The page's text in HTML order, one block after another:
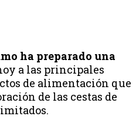
ha preparado una
a las principales
de alimentación que
de las cestas de